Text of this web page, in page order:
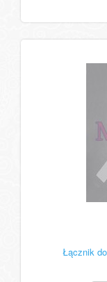
Łącznik